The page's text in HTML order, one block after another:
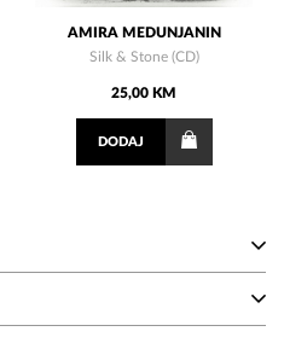
AMIRA MEDUNJANIN
Silk & Stone (CD)
25,00 KM
DODAJ